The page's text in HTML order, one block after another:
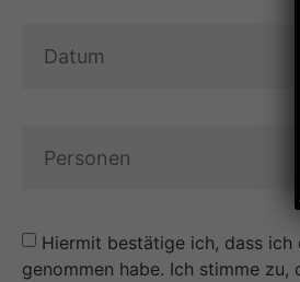
Hiermit bestätige ich, dass ich
genommen habe. Ich stimme